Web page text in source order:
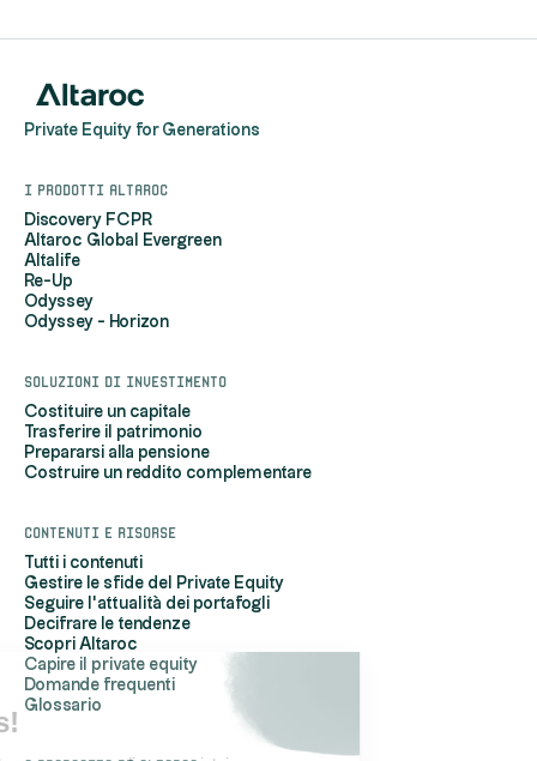
Hi, it's us...
the Cookies!
Private Equity for Generations
I prodotti Altaroc
Discovery FCPR
Altaroc Global Evergreen
Altalife
Re-Up
Odyssey
Odyssey - Horizon
Soluzioni di investimento
Costituire un capitale
Trasferire il patrimonio
Prepararsi alla pensione
Costruire un reddito complementare
Contenuti e risorse
Tutti i contenuti
Gestire le sfide del Private Equity
Seguire l'attualità dei portafogli
Decifrare le tendenze
Scopri Altaroc
Capire il private equity
Domande frequenti
Glossario